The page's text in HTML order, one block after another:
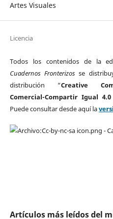
Artes Visuales
Licencia
Todos los contenidos de la
Cuadernos Fronterizos se
distribución “Creative
Comercial-Compartir Igual
Puede consultar desde aquí la
Artículos más leídos del